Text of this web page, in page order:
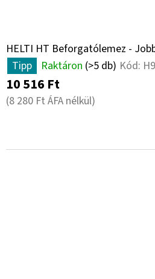
HELTI HT Beforgatólemez -
Tipp
Raktáron (>5 db) Kód:
10 516 Ft
(8 280 Ft ÁFA nélkül)